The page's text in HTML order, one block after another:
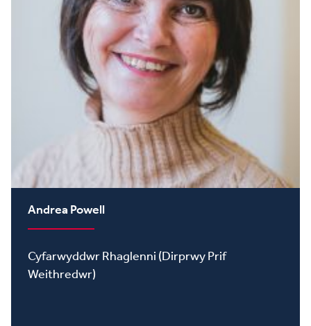
Andrea Powell
Cyfarwyddwr Rhaglenni (Dirprwy Prif
Weithredwr)